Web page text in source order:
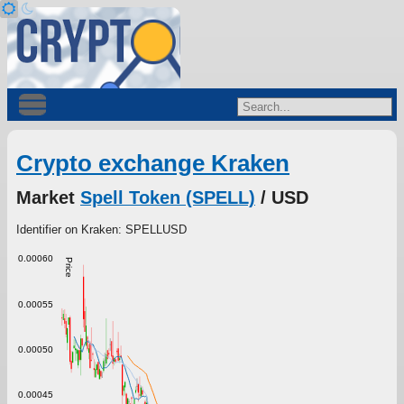
Crypto exchange Kraken
Market Spell Token (SPELL) / USD
Identifier on Kraken: SPELLUSD
Price
0.00045
0.00050
0.00055
0.00060